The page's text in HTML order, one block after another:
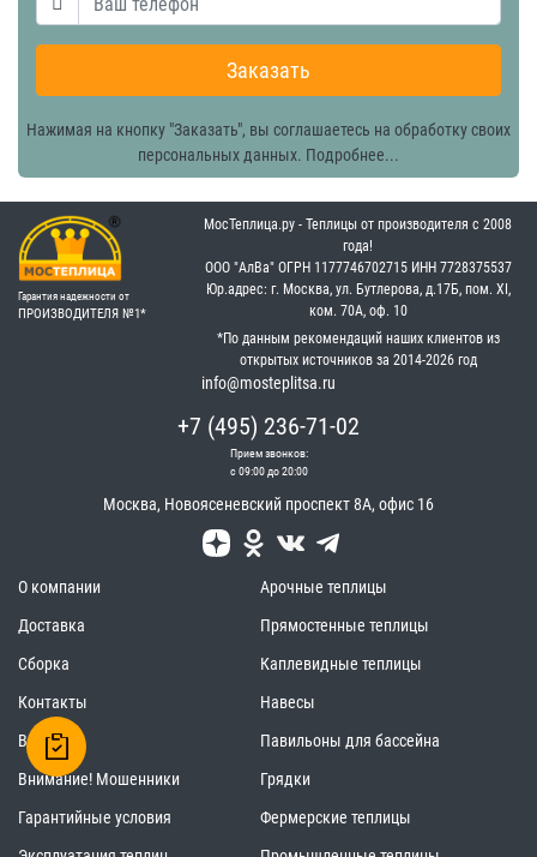
Заказать
Нажимая на кнопку "Заказать", вы соглашаетесь на обработку своих
персональных данных. Подробнее...
Гарантия надежности от
ПРОИЗВОДИТЕЛЯ №1*
МосТеплица.ру - Теплицы от производителя с 2008
года!
OOO "АлВа" OГРН ‎1177746702715 ИНН ‎7728375537
Юр.адрес: г. Москва, ул. Бутлерова, д.17Б, пом. XI,
ком. 70А, оф. 10
*По данным рекомендаций наших клиентов из
открытых источников за 2014-2026 год
О компании
Доставка
Сборка
Контакты
Вакансии
Внимание! Мошенники
Гарантийные условия
Арочные теплицы
Прямостенные теплицы
Каплевидные теплицы
Навесы
Павильоны для бассейна
Грядки
Фермерские теплицы
info@mosteplitsa.ru
+7 (495) 236-71-02
Прием звонков:
с 09:00 до 20:00
Москва, Новоясеневский проспект 8А, офис 16